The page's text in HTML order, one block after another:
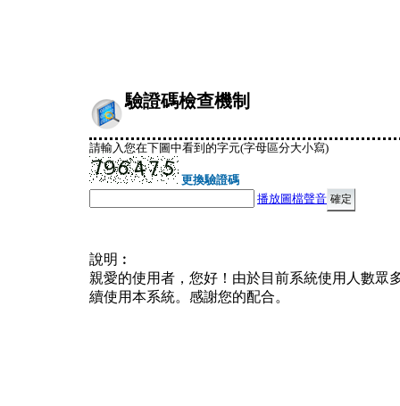
驗證碼檢查機制
請輸入您在下圖中看到的字元(字母區分大小寫)
更換驗證碼
播放圖檔聲音
說明︰
親愛的使用者，您好！由於目前系統使用人數眾
續使用本系統。感謝您的配合。